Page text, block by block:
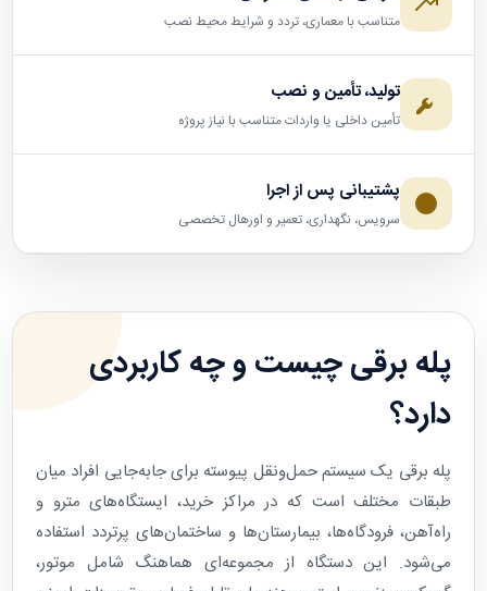
متناسب با معماری، تردد و شرایط محیط نصب
تولید، تأمین و نصب
تأمین داخلی یا واردات متناسب با نیاز پروژه
پشتیبانی پس از اجرا
سرویس، نگهداری، تعمیر و اورهال تخصصی
پله برقی چیست و چه کاربردی
دارد؟
پله برقی یک سیستم حمل‌ونقل پیوسته برای جابه‌جایی افراد میان
طبقات مختلف است که در مراکز خرید، ایستگاه‌های مترو و
راه‌آهن، فرودگاه‌ها، بیمارستان‌ها و ساختمان‌های پرتردد استفاده
می‌شود. این دستگاه از مجموعه‌ای هماهنگ شامل موتور،